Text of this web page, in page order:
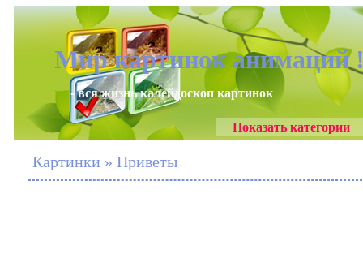
Мир картинок анимаций
- вся жизнь калейдоскоп картинок
Показать категории
Картинки » Приветы